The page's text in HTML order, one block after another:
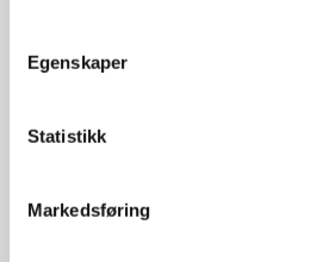
Egenskaper
Statistikk
Markedsføring